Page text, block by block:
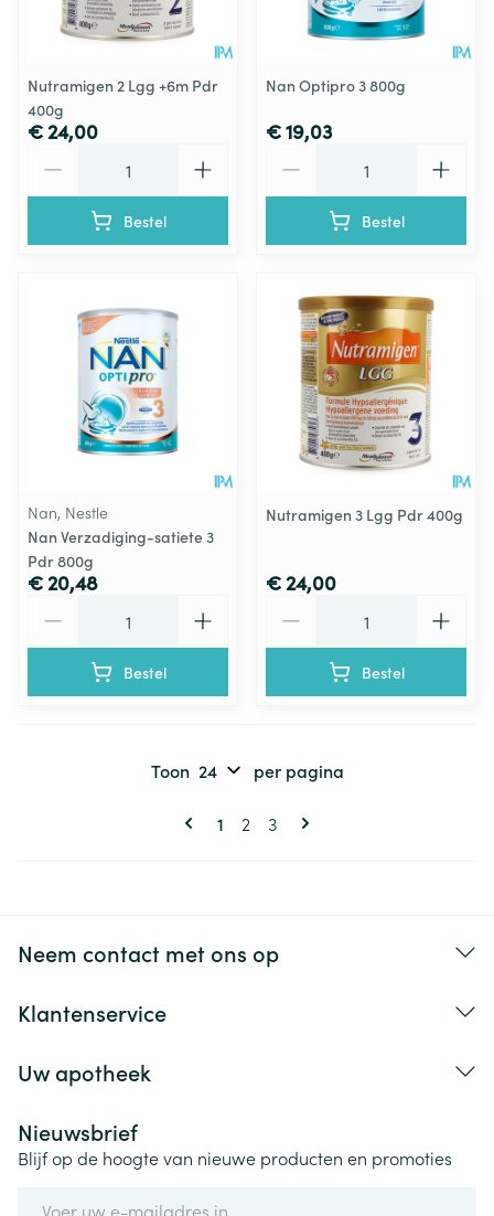
Nutramigen 2 Lgg +6m Pdr
400g
€ 24,00
Bestel
Nan Optipro 3 800g
€ 19,03
Bestel
Nan, Nestle
Nan Verzadiging-satiete 3
Pdr 800g
€ 20,48
Bestel
Nutramigen 3 Lgg Pdr 400g
€ 24,00
Bestel
Pagina's
U lees momenteel pagina
1 Pagina
2 Pagina
3
Toon per pagina
Neem contact met ons op
Klantenservice
Uw apotheek
Nieuwsbrief
Blijf op de hoogte van nieuwe producten en promoties